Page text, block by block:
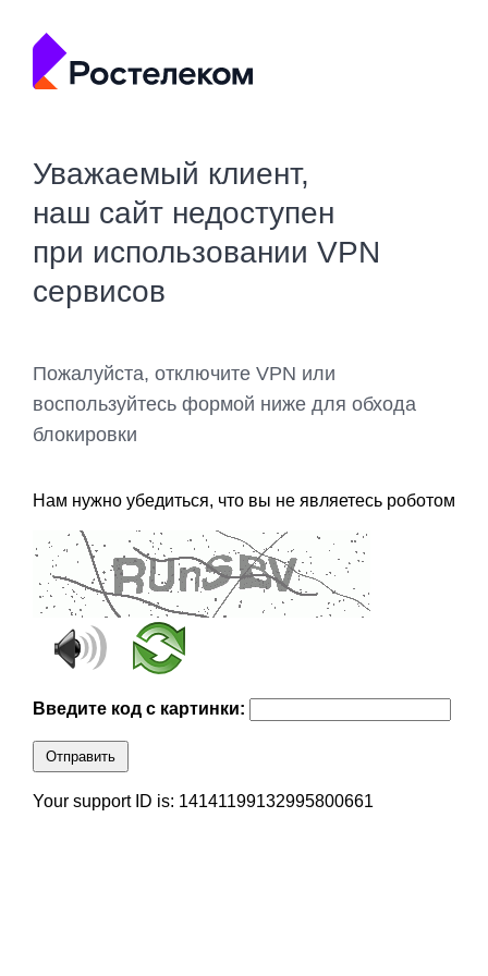
Уважаемый клиент,
наш сайт недоступен
при использовании VPN
сервисов
Пожалуйста, отключите VPN или
воспользуйтесь формой ниже для обхода
блокировки
Нам нужно убедиться, что вы не являетесь роботом
Введите код с картинки:
Отправить
Your support ID is: 14141199132995800661